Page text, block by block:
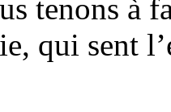
tenons à
qui sent